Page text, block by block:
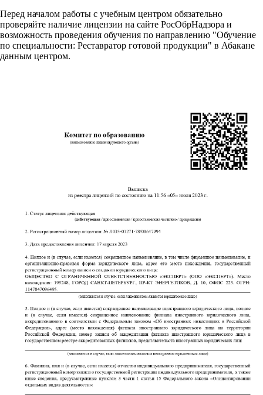
Перед началом работы с учебным центром обязательно
проверяйте наличие лицензии на сайте РосОбрНадзора и
возможность проведения обучения по направлению "Обучение
по специальности: Реставратор готовой продукции" в Абакане
данным центром.